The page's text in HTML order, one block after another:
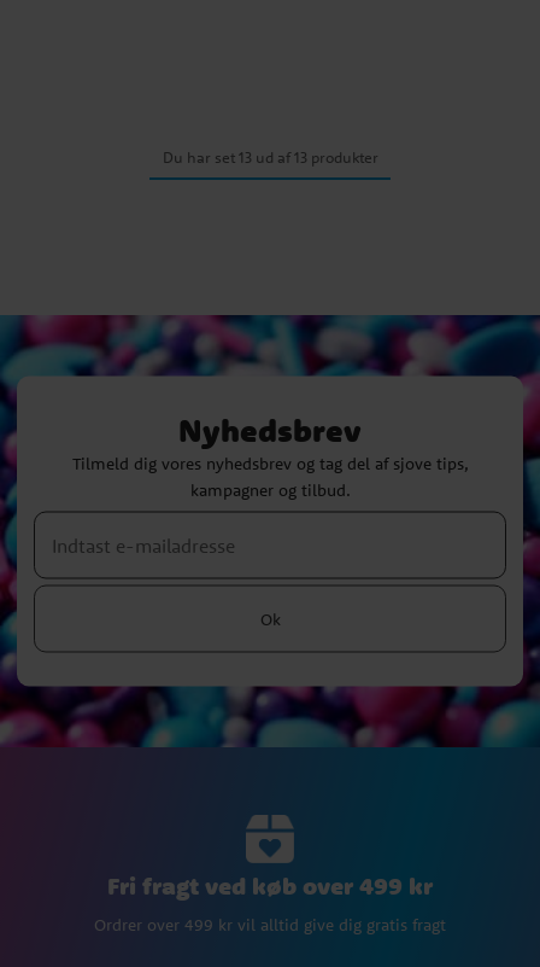
Du har set 13 ud af 13 produkter
Nyhedsbrev
Tilmeld dig vores nyhedsbrev og tag del af sjove tips,
kampagner og tilbud.
Ok
Fri fragt ved køb over 499 kr
Ordrer over 499 kr vil alltid give dig gratis fragt